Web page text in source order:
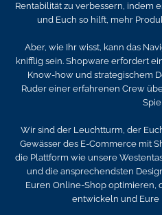
Rentabilität zu verbessern, indem
und Euch so hilft, mehr
Aber, wie Ihr wisst, kann das
knifflig sein. Shopware erfordert
Know-how und strategischem
Ruder einer erfahrenen Crew
Wir sind der Leuchtturm, der
Gewässer des E-Commerce mit
die Plattform wie unsere
und die ansprechendsten
Euren Online-Shop optimieren,
entwickeln und Eure